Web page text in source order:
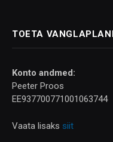
TOETA
Konto andmed:
Peeter Proos
EE937700771001063744
Vaata lisaks siit